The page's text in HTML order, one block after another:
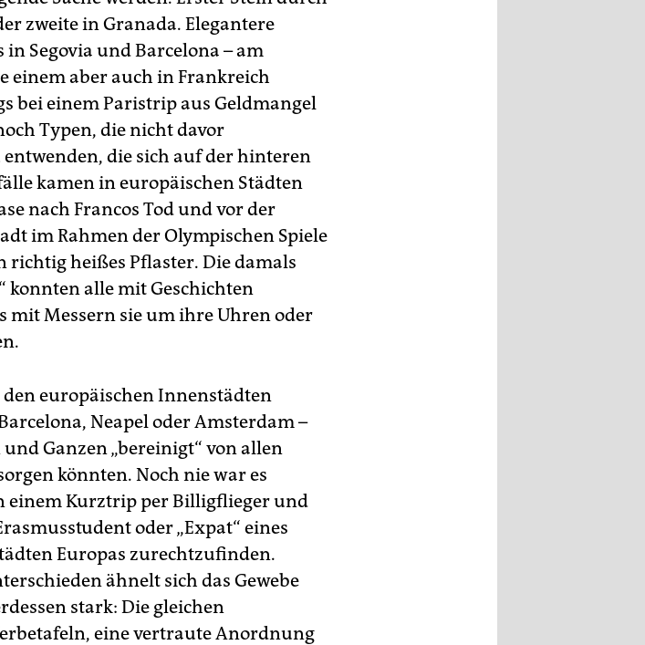
zweite in Granada. Elegantere
Segovia und Barcelona – am
einem aber auch in Frankreich
bei einem Paristrip aus Geldmangel
Typen, die nicht davor
entwenden, die sich auf der hinteren
kamen in europäischen Städten
nach Francos Tod und vor der
im Rahmen der Olympischen Spiele
richtig heißes Pflaster. Die damals
alle mit Geschichten
mit Messern sie um ihre Uhren oder
europäischen Innenstädten
Neapel oder Amsterdam –
Ganzen „bereinigt“ von allen
könnten. Noch nie war es
einem Kurztrip per Billigflieger und
oder „Expat“ eines
Europas zurechtzufinden.
ähnelt sich das Gewebe
stark: Die gleichen
eine vertraute Anordnung